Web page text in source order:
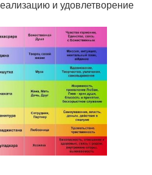
и удовлетворение